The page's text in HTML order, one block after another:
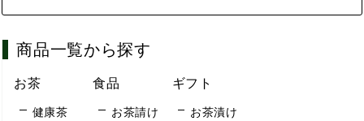
商品一覧から探す
お茶
健康茶
食品
お茶請け
ギフト
お茶漬け